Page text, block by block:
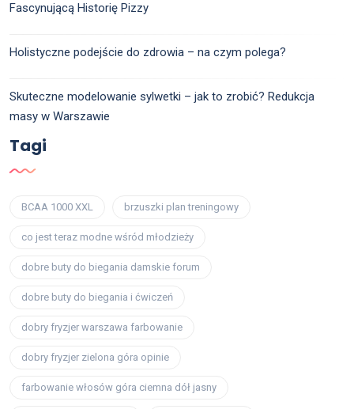
Fascynującą Historię Pizzy
Holistyczne podejście do zdrowia – na czym polega?
Skuteczne modelowanie sylwetki – jak to zrobić? Redukcja
masy w Warszawie
Tagi
BCAA 1000 XXL brzuszki plan treningowy
co jest teraz modne wśród młodzieży
dobre buty do biegania damskie forum
dobre buty do biegania i ćwiczeń
dobry fryzjer warszawa farbowanie
dobry fryzjer zielona góra opinie
farbowanie włosów góra ciemna dół jasny